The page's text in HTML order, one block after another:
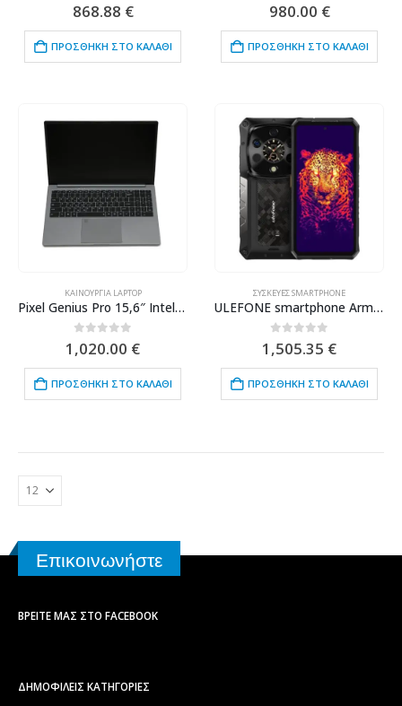
0 out of 5
868.88 €
ΠΡΟΣΘΉΚΗ ΣΤΟ ΚΑΛΆΘΙ
0 out of 5
980.00 €
ΠΡΟΣΘΉΚΗ ΣΤΟ ΚΑΛΆΘΙ
ΚΑΙΝΟΎΡΓΙΑ LAPTOP
Pixel Genius Pro 15,6″ Intel Core i9 10885H, 16GB Ram,1TB SSD
0out of 5
1,020.00 €
ΠΡΟΣΘΉΚΗ ΣΤΟ ΚΑΛΆΘΙ
ΣΥΣΚΕΥΈΣ SMARTPHONE
ULEFONE smartphone Armor 28 Ultra Thermal, 6.67″ & 1.04, 16/1TB, 5G, 10600mAh, IP68/IP69K, μαύρο
0out of 5
1,505.35 €
ΠΡΟΣΘΉΚΗ ΣΤΟ ΚΑΛΆΘΙ
Επικοινωνήστε
ΒΡΕΊΤΕ ΜΑΣ ΣΤΟ FACEBOOK
ΔΗΜΟΦΙΛΕΙΣ ΚΑΤΗΓΟΡΙΕΣ